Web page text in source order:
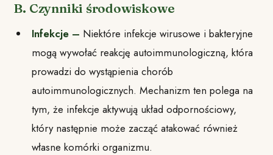
B. Czynniki środowiskowe
Infekcje – Niektóre infekcje wirusowe i bakteryjne
mogą wywołać reakcję autoimmunologiczną, która
prowadzi do wystąpienia chorób
autoimmunologicznych. Mechanizm ten polega na
tym, że infekcje aktywują układ odpornościowy,
który następnie może zacząć atakować również
własne komórki organizmu.